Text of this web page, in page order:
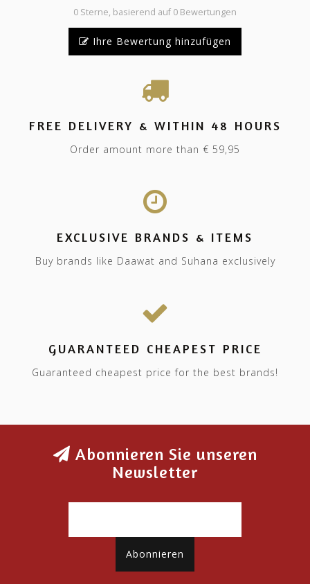
0 Sterne, basierend auf 0 Bewertungen
Ihre Bewertung hinzufügen
FREE DELIVERY & WITHIN 48 HOURS
Order amount more than € 59,95
EXCLUSIVE BRANDS & ITEMS
Buy brands like Daawat and Suhana exclusively
GUARANTEED CHEAPEST PRICE
Guaranteed cheapest price for the best brands!
Abonnieren Sie unseren
Newsletter
Abonnieren